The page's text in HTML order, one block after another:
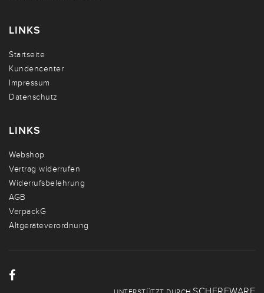
LINKS
Startseite
Kundencenter
Impressum
Datenschutz
LINKS
Webshop
Vertrag widerrufen
Widerrufsbelehrung
AGB
VerpackG
Altgeräteverordnung